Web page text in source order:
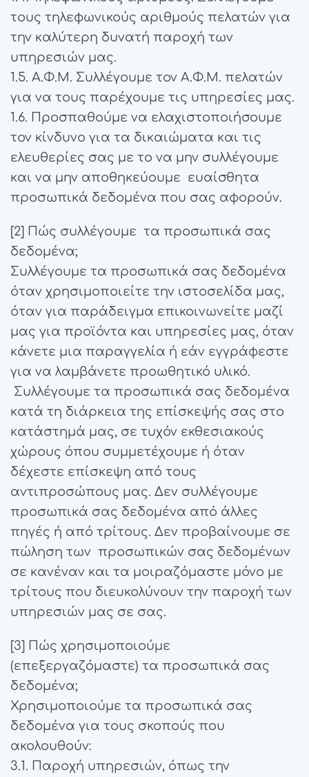
τους τηλεφωνικούς αριθμούς πελατών για
την καλύτερη δυνατή παροχή των
υπηρεσιών μας.
1.5. Α.Φ.Μ. Συλλέγουμε τον Α.Φ.Μ. πελατών
για να τους παρέχουμε τις υπηρεσίες μας.
1.6. Προσπαθούμε να ελαχιστοποιήσουμε
τον κίνδυνο για τα δικαιώματα και τις
ελευθερίες σας με το να μην συλλέγουμε
και να μην αποθηκεύουμε ευαίσθητα
προσωπικά δεδομένα που σας αφορούν.
[2] Πώς συλλέγουμε τα προσωπικά σας
δεδομένα;
Συλλέγουμε τα προσωπικά σας δεδομένα
όταν χρησιμοποιείτε την ιστοσελίδα μας,
όταν για παράδειγμα επικοινωνείτε μαζί
μας για προϊόντα και υπηρεσίες μας, όταν
κάνετε μια παραγγελία ή εάν εγγράφεστε
για να λαμβάνετε προωθητικό υλικό.
Συλλέγουμε τα προσωπικά σας δεδομένα
κατά τη διάρκεια της επίσκεψής σας στο
κατάστημά μας, σε τυχόν εκθεσιακούς
χώρους όπου συμμετέχουμε ή όταν
δέχεστε επίσκεψη από τους
αντιπροσώπους μας. Δεν συλλέγουμε
προσωπικά σας δεδομένα από άλλες
πηγές ή από τρίτους. Δεν προβαίνουμε σε
πώληση των προσωπικών σας δεδομένων
σε κανέναν και τα μοιραζόμαστε μόνο με
τρίτους που διευκολύνουν την παροχή των
υπηρεσιών μας σε σας.
[3] Πώς χρησιμοποιούμε
(επεξεργαζόμαστε) τα προσωπικά σας
δεδομένα;
Χρησιμοποιούμε τα προσωπικά σας
δεδομένα για τους σκοπούς που
ακολουθούν:
3.1. Παροχή υπηρεσιών, όπως την